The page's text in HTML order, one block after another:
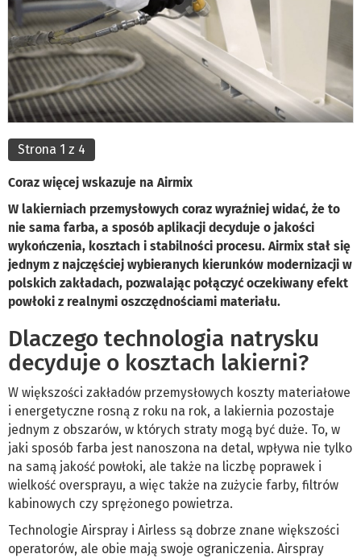
Strona 1 z 4
Coraz więcej wskazuje na Airmix
W lakierniach przemysłowych coraz wyraźniej widać, że to
nie sama farba, a sposób aplikacji decyduje o jakości
wykończenia, kosztach i stabilności procesu. Airmix stał się
jednym z najczęściej wybieranych kierunków modernizacji w
polskich zakładach, pozwalając połączyć oczekiwany efekt
powłoki z realnymi oszczędnościami materiału.
Dlaczego technologia natrysku
decyduje o kosztach lakierni?
W większości zakładów przemysłowych koszty materiałowe
i energetyczne rosną z roku na rok, a lakiernia pozostaje
jednym z obszarów, w których straty mogą być duże. To, w
jaki sposób farba jest nanoszona na detal, wpływa nie tylko
na samą jakość powłoki, ale także na liczbę poprawek i
wielkość oversprayu, a więc także na zużycie farby, filtrów
kabinowych czy sprężonego powietrza.
Technologie Airspray i Airless są dobrze znane większości
operatorów, ale obie mają swoje ograniczenia. Airspray